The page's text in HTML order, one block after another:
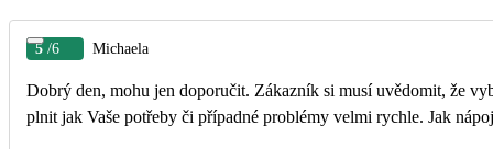
5 /6 Michaela
Dobrý den, mohu jen doporučit. Zákazník si musí uvědomit, že vybavení pokoje je již staré odpovídá fotkám, ale čisté a funkční. Personál milý a nápomocný
plnit jak Vaše potřeby či případné problémy velmi rychle. Jak